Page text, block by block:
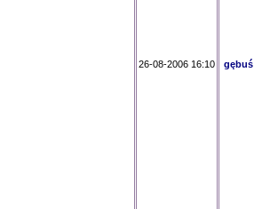
26-08-2006 16:10 gębuś